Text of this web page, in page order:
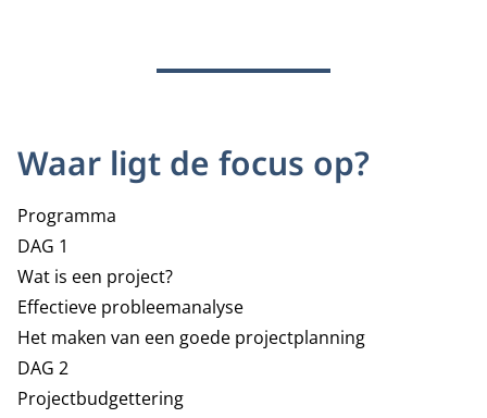
Waar ligt de focus op?
Programma
DAG 1
Wat is een project?
Effectieve probleemanalyse
Het maken van een goede projectplanning
DAG 2
Projectbudgettering